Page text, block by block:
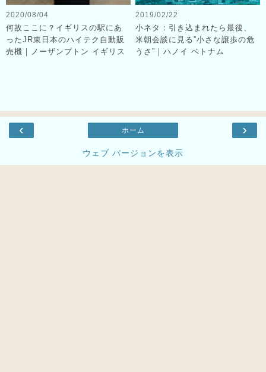
2020/08/04
何故ここに？イギリスの駅にあ
ったJR東日本のハイテク自動販
売機｜ノーザンプトン イギリス
2019/02/22
小ネタ：引き込まれたら最後、
米朝会談に見る”小さな譲歩の危
うさ”｜ハノイ ベトナム
‹ ›
ホーム
ウェブ バージョンを表示